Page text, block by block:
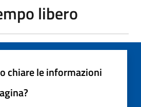
libero
chiare le informazioni